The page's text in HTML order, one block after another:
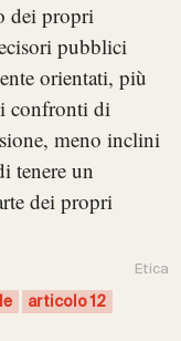
dei propri
pubblici
orientati, più
confronti di
meno inclini
tenere un
dei propri
Etica
articolo 12